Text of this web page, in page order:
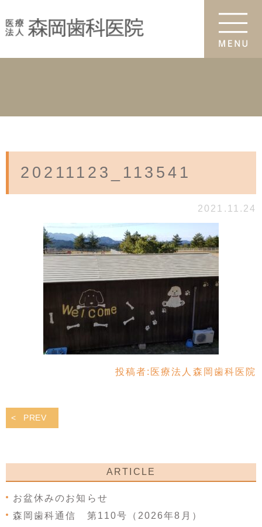
20211123_113541
2021.11.24
投稿者: 医療法人森岡歯科医院
PREV
ARTICLE
お盆休みのお知らせ
森岡歯科通信 第110号（2026年8月）